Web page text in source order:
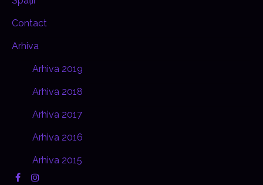
Contact
Arhiva
Arhiva 2019
Arhiva 2018
Arhiva 2017
Arhiva 2016
Arhiva 2015